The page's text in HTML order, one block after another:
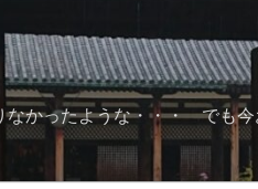
なかったような・・・ でも